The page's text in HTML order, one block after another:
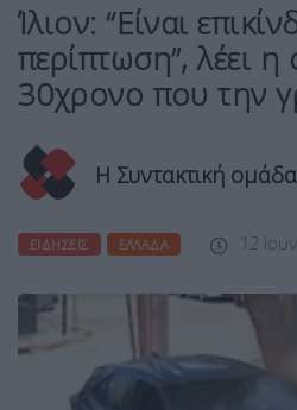
Ίλιον: “Είναι
περίπτωση”, λέει
30χρονο που την
Η Συντακτική
ΕΙΔΉΣΕΙΣ ΕΛΛΆΔΑ 12